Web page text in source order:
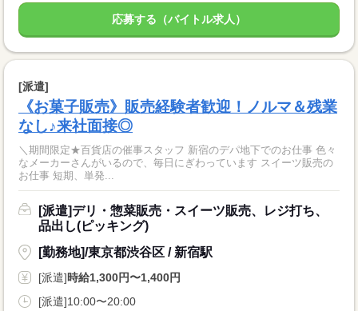
応募する（バイトル求人）
[派遣]
《お菓子販売》販売経験者歓迎！ノルマ＆残業
なし♪来社面接◎
＼期間限定★百貨店の催事スタッフ 新宿のデパ地下でのお仕事 色々
なメーカーさんがいるので、毎日にぎわっています スイーツ販売の
お仕事 短期、単発...
[派遣]デリ・惣菜販売・スイーツ販売、レジ打ち、
品出し(ピッキング)
[勤務地]/東京都渋谷区 / 新宿駅
[派遣]時給1,300円〜1,400円
[派遣]10:00〜20:00